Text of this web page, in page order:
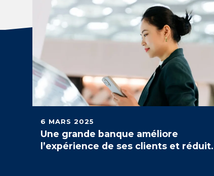
6 MARS 2025
Une grande banque améliore
l’expérience de ses clients et réduit